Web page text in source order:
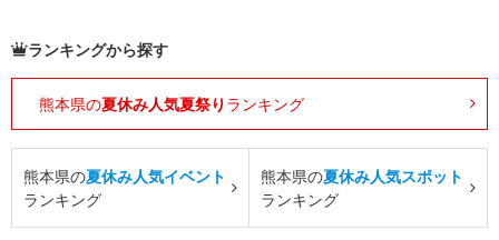
ランキングから探す
熊本県の夏休み人気夏祭り ランキング
熊本県の夏休み人気イベント
ランキング
熊本県の夏休み人気スポット
ランキング